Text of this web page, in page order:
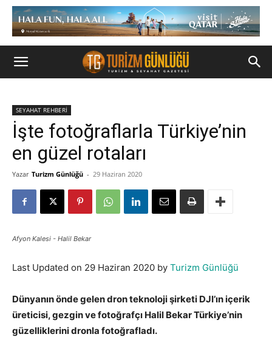
SEYAHAT REHBERİ
İşte fotoğraflarla Türkiye’nin
en güzel rotaları
Yazar Turizm Günlüğü - 29 Haziran 2020
Afyon Kalesi - Halil Bekar
Last Updated on 29 Haziran 2020 by Turizm Günlüğü
Dünyanın önde gelen dron teknoloji şirketi DJI’ın içerik
üreticisi, gezgin ve fotoğrafçı Halil Bekar Türkiye’nin
güzelliklerini dronla fotoğrafladı.